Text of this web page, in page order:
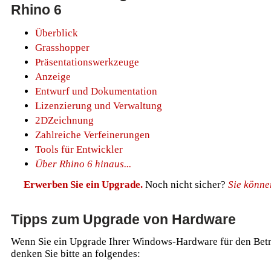
Rhino 6
Überblick
Grasshopper
Präsentationswerkzeuge
Anzeige
Entwurf und Dokumentation
Lizenzierung und Verwaltung
2DZeichnung
Zahlreiche Verfeinerungen
Tools für Entwickler
Über Rhino 6 hinaus...
Erwerben Sie ein Upgrade. Noch nicht sicher? Sie
Tipps zum Upgrade von Hardware
Wenn Sie ein Upgrade Ihrer Windows-Hardware für den
denken Sie bitte an folgendes: